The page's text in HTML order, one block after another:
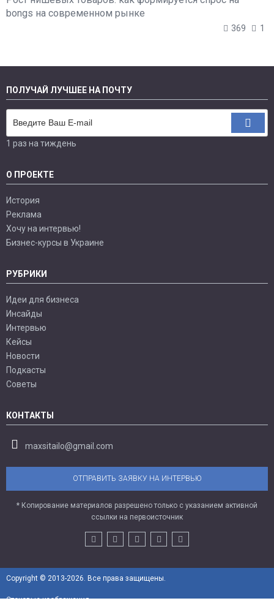
bongs на современном рынке
369 1
ПОЛУЧАЙ ЛУЧШЕЕ НА ПОЧТУ
1 раз на тиждень
О ПРОЕКТЕ
История
Реклама
Хочу на интервью!
Бизнес-курсы в Украине
РУБРИКИ
Идеи для бизнеса
Инсайды
Интервью
Кейсы
Новости
Подкасты
Советы
КОНТАКТЫ
maxsitailo@gmail.com
ОТПРАВИТЬ ЗАЯВКУ НА ИНТЕРВЬЮ
* Копирование материалов разрешено только с указанием активной
ссылки на первоисточник
Copyright © 2013-2026. Все права защищены.